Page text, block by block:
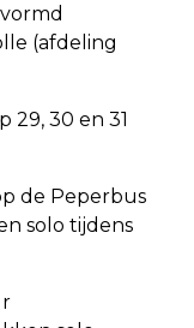
(afdeling
29, 30 en 31
de Peperbus
solo tijdens